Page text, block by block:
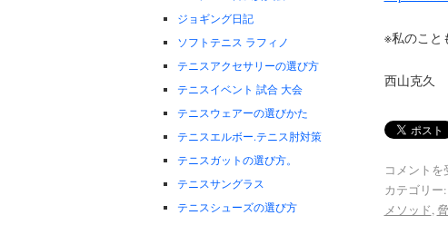
※私のこと
西山克久
コメント
カテゴリー:
メソッド,
ジョギング日記
ソフトテニス ラフィノ
テニスアクセサリーの選び方
テニスイベント 試合 大会
テニスウェアーの選びかた
テニスエルボー.テニス肘対策
テニスガットの選び方。
テニスサングラス
テニスシューズの選び方